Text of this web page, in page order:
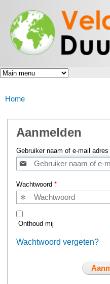
en naar
de inhoud
gaan
Veldhoven
Duurzaam
Energiek
naar de
toekomst
U bent hier
Home
Aanmelden
Gebruiker naam of e-mail adres
Wachtwoord *
Onthoud mij
Wachtwoord vergeten?